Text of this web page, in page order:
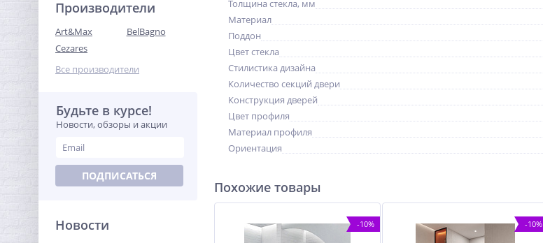
Производители
Art&Max
BelBagno
Cezares
Все производители
Будьте в курсе!
Новости, обзоры и акции
ПОДПИСАТЬСЯ
Новости
Толщина стекла, мм
Материал
Поддон
Цвет стекла
Стилистика дизайна
Количество секций двери
Конструкция дверей
Цвет профиля
Материал профиля
Ориентация
Похожие товары
-10% -10%